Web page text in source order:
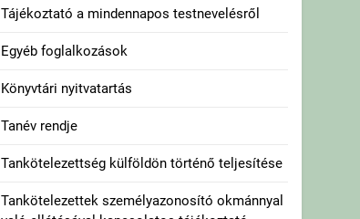
Tájékoztató a mindennapos testnevelésről
Egyéb foglalkozások
Könyvtári nyitvatartás
Tanév rendje
Tankötelezettség külföldön történő teljesítése
Tankötelezettek személyazonosító okmánnyal